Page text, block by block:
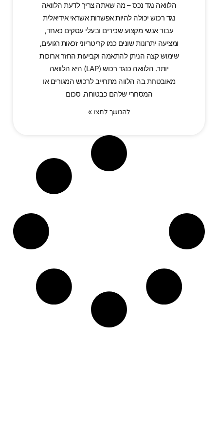
הלוואה נגד נכס – מה שאתה צריך לדעת הלוואה
נגד רכוש יכולה להיות אפשרות אשראי אידיאלית
עבור אנשי מקצוע שכירים ובעלי עסקים כאחד,
ומציעה יתרונות שונים כמו קריטריוני זכאות רגועים,
שימוש קצה הניתן להתאמה וקביעות החזר ארוכות
יותר. הלוואה כנגד רכוש (LAP) היא הלוואה
מאובטחת בה הלווה מתחייב לרכוש המגורים או
המסחרי שלהם כבטוחה. סכום
להמשך לחצו »